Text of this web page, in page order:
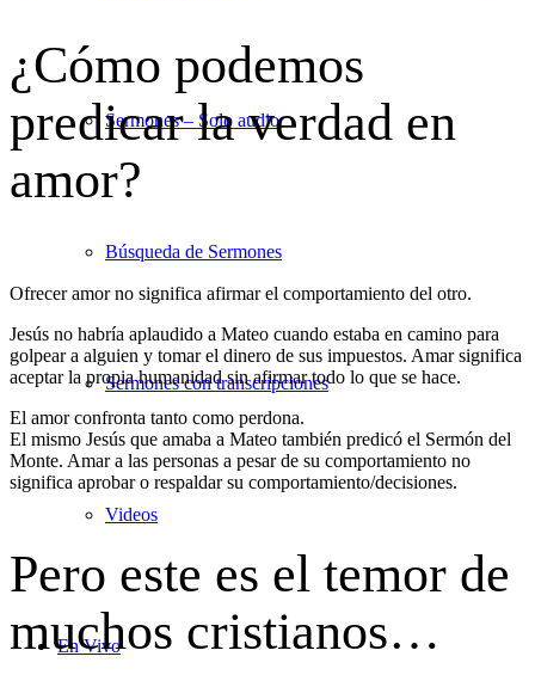
Sermones – Solo audio
Búsqueda de Sermones
Sermones con transcripciones
Videos
En Vivo
¿Cómo podemos
predicar la verdad en
amor?
Ofrecer amor no significa afirmar el comportamiento del otro.
Jesús no habría aplaudido a Mateo cuando estaba en camino para
golpear a alguien y tomar el dinero de sus impuestos. Amar significa
aceptar la propia humanidad sin afirmar todo lo que se hace.
El amor confronta tanto como perdona.
El mismo Jesús que amaba a Mateo también predicó el Sermón del
Monte. Amar a las personas a pesar de su comportamiento no
significa aprobar o respaldar su comportamiento/decisiones.
Pero este es el temor de
muchos cristianos…